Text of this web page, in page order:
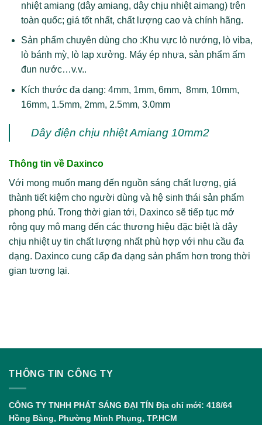
nhiệt amiang (dây amiang, dây chịu nhiệt aimang) trên
toàn quốc; giá tốt nhất, chất lượng cao và chính hãng.
Sản phẩm chuyên dùng cho :Khu vực lò nướng, lò viba,
lò bánh mỳ, lò lạp xưởng. Máy ép nhựa, sản phẩm ấm
đun nước…v.v..
Kích thước đa dạng: 4mm, 1mm, 6mm, 8mm, 10mm,
16mm, 1.5mm, 2mm, 2.5mm, 3.0mm
Dây điện chịu nhiệt Amiang 10mm2
Thông tin về Daxinco
Với mong muốn mang đến nguồn sáng chất lượng, giá
thành tiết kiệm cho người dùng và hệ sinh thái sản phẩm
phong phú. Trong thời gian tới, Daxinco sẽ tiếp tục mở
rộng quy mô mang đến các thương hiệu đặc biệt là dây
chịu nhiệt uy tin chất lượng nhất phù hợp với nhu cầu đa
dạng. Daxinco cung cấp đa dạng sản phẩm hơn trong thời
gian tương lại.
THÔNG TIN CÔNG TY
CÔNG TY TNHH PHÁT SÁNG ĐẠI TÍN Địa chỉ mới: 418/64
Hồng Bàng, Phường Minh Phụng, TP.HCM